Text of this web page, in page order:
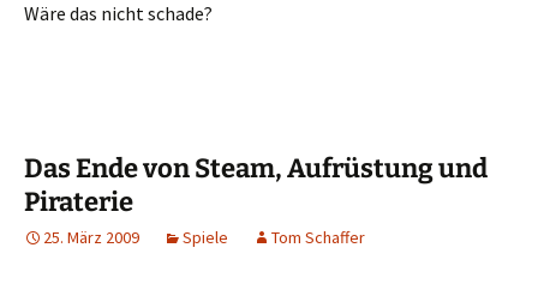
Wäre das nicht schade?
Das Ende von Steam, Aufrüstung und
Piraterie
25. März 2009 Spiele Tom Schaffer